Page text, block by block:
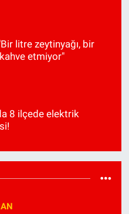
litre zeytinyağı, bir
etmiyor"
8 ilçede elektrik